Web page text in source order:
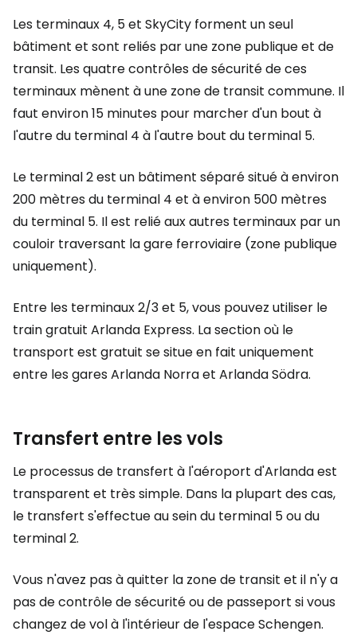
Les terminaux 4, 5 et SkyCity forment un seul
bâtiment et sont reliés par une zone publique et de
transit. Les quatre contrôles de sécurité de ces
terminaux mènent à une zone de transit commune. Il
faut environ 15 minutes pour marcher d'un bout à
l'autre du terminal 4 à l'autre bout du terminal 5.
Le terminal 2 est un bâtiment séparé situé à environ
200 mètres du terminal 4 et à environ 500 mètres
du terminal 5. Il est relié aux autres terminaux par un
couloir traversant la gare ferroviaire (zone publique
uniquement).
Entre les terminaux 2/3 et 5, vous pouvez utiliser le
train gratuit Arlanda Express. La section où le
transport est gratuit se situe en fait uniquement
entre les gares Arlanda Norra et Arlanda Södra.
Transfert entre les vols
Le processus de transfert à l'aéroport d'Arlanda est
transparent et très simple. Dans la plupart des cas,
le transfert s'effectue au sein du terminal 5 ou du
terminal 2.
Vous n'avez pas à quitter la zone de transit et il n'y a
pas de contrôle de sécurité ou de passeport si vous
changez de vol à l'intérieur de l'espace Schengen.